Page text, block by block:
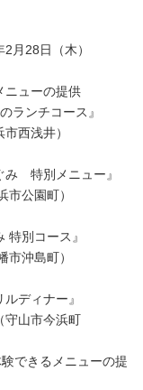
月28日（木）
ニューの提供
ンチコース』
西浅井）
特別メニュー』
公園町）
別コース』
沖島町）
ディナー』
山市今浜町
できるメニューの提